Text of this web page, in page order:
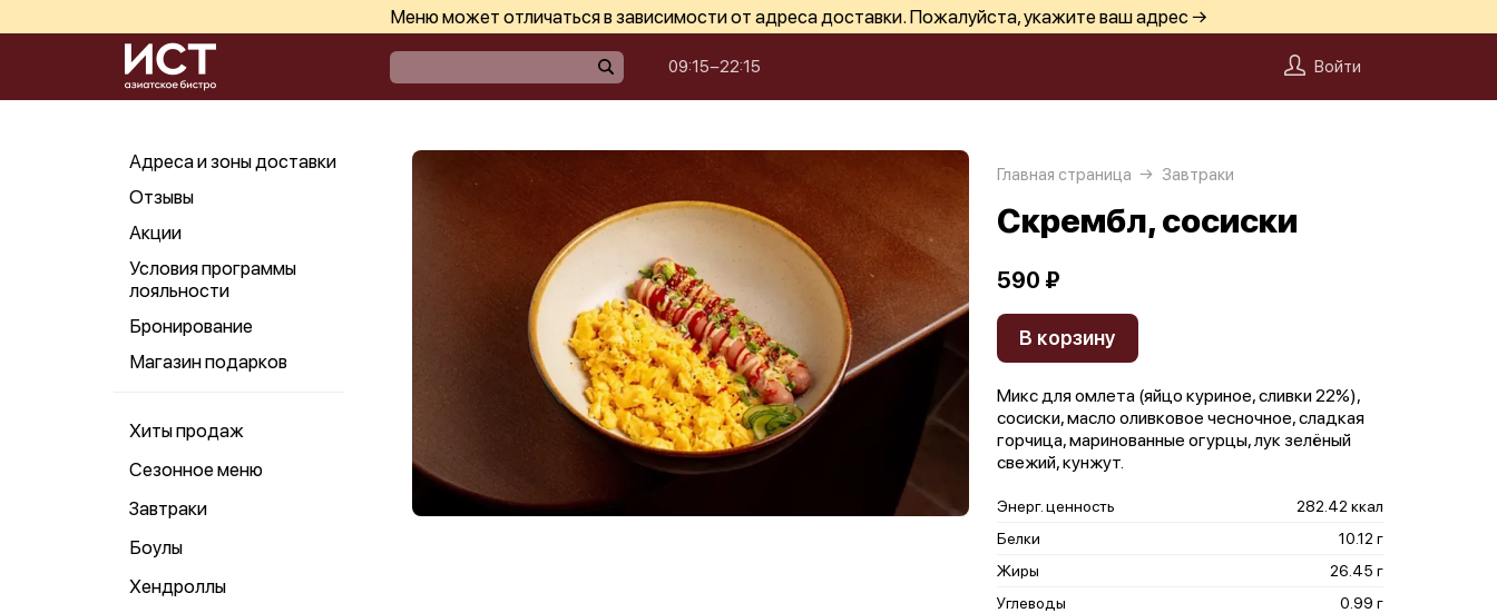
Меню может отличаться в зависимости от адреса доставки. Пожалуйста, укажите ваш адрес →
09:15−22:15 Войти
Адреса и зоны доставки
Отзывы
Акции
Условия программы
лояльности
Бронирование
Магазин подарков
Хиты продаж
Сезонное меню
Завтраки
Боулы
Хендроллы
Главная страница Завтраки
Скрембл, сосиски
590 ₽
В корзину
Микс для омлета (яйцо куриное, сливки 22%),
сосиски, масло оливковое чесночное, сладкая
горчица, маринованные огурцы, лук зелёный
свежий, кунжут.
Энерг. ценность
282.42 ккал
Белки
10.12 г
Жиры
26.45 г
Углеводы
0.99 г